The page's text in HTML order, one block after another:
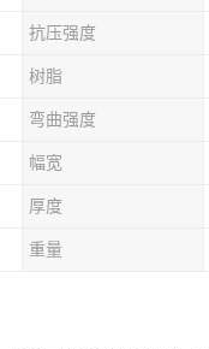
抗压强度
树脂
弯曲强度
幅宽
厚度
重量